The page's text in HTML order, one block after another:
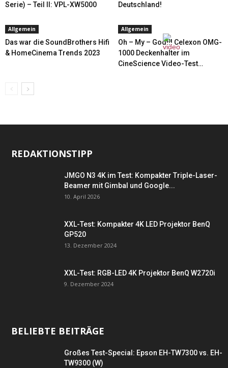
Serie) – Teil II: VPL-XW5000
Deutschland!
Allgemein
Das war die SoundBrothers Hifi
& HomeCinema Trends 2023
Allgemein
Oh – My – God!!! Celexon OMG-
1000 Deckenhalter im
CineScience Video-Test…
REDAKTIONSTIPP
JMGO N3 4K im Test: Kompakter Triple-Laser-
Beamer mit Gimbal und Google...
10. April 2026
XXL-Test: Kompakter 4K LED Projektor BenQ
GP520
13. Dezember 2024
XXL-Test: RGB-LED 4K Projektor BenQ W2720i
9. Dezember 2024
BELIEBTE BEITRÄGE
Großes Test-Special: Epson EH-TW7300 vs. EH-
TW9300 (W)